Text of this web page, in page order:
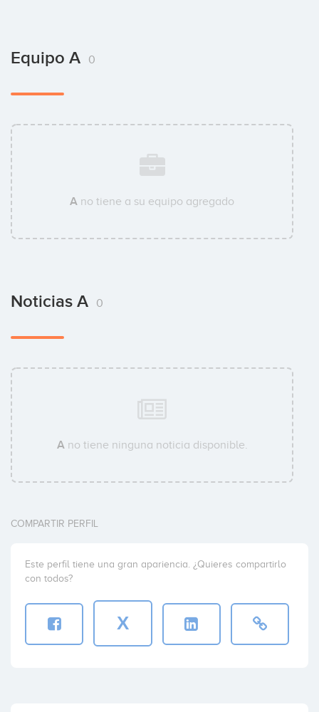
Equipo A 0
A no tiene a su equipo agregado
Noticias A 0
Ano tiene ninguna noticia disponible.
COMPARTIR PERFIL
Este perfil tiene una gran apariencia. ¿Quieres compartirlo
con todos?
X